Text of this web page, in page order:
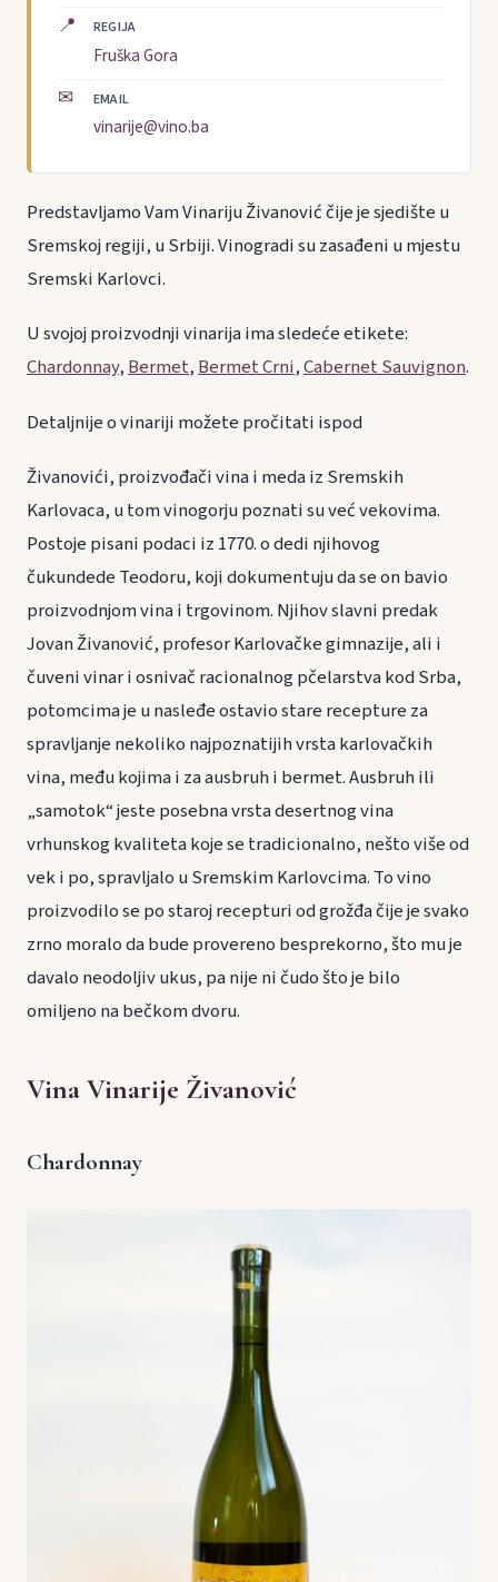
📍 REGIJA
Fruška Gora
✉ EMAIL
vinarije@vino.ba
Predstavljamo Vam Vinariju Živanović čije je sjedište u
Sremskoj regiji, u Srbiji. Vinogradi su zasađeni u mjestu
Sremski Karlovci.
U svojoj proizvodnji vinarija ima sledeće etikete:
Chardonnay,Bermet,Bermet Crni,Cabernet Sauvignon.
Detaljnije o vinariji možete pročitati ispod
Živanovići, proizvođači vina i meda iz Sremskih
Karlovaca, u tom vinogorju poznati su već vekovima.
Postoje pisani podaci iz 1770. o dedi njihovog
čukundede Teodoru, koji dokumentuju da se on bavio
proizvodnjom vina i trgovinom. Njihov slavni predak
Jovan Živanović, profesor Karlovačke gimnazije, ali i
čuveni vinar i osnivač racionalnog pčelarstva kod Srba,
potomcima je u nasleđe ostavio stare recepture za
spravljanje nekoliko najpoznatijih vrsta karlovačkih
vina, među kojima i za ausbruh i bermet. Ausbruh ili
„samotok“ jeste posebna vrsta desertnog vina
vrhunskog kvaliteta koje se tradicionalno, nešto više od
vek i po, spravljalo u Sremskim Karlovcima. To vino
proizvodilo se po staroj recepturi od grožđa čije je svako
zrno moralo da bude provereno besprekorno, što mu je
davalo neodoljiv ukus, pa nije ni čudo što je bilo
omiljeno na bečkom dvoru.
Vina Vinarije Živanović
Chardonnay